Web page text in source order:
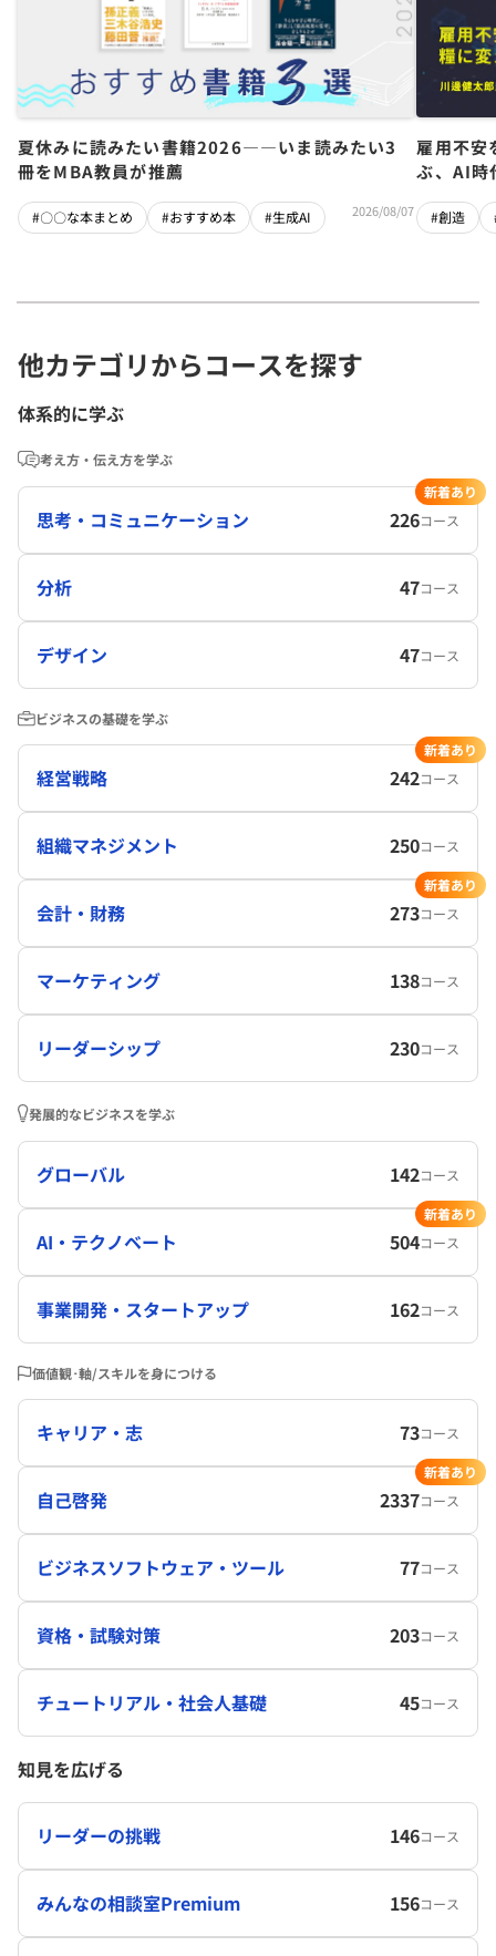
夏休みに読みたい書籍2026――いま読みたい3
冊をMBA教員が推薦
#〇〇な本まとめ #おすすめ本 #生成AI 2026/08/07
雇用不
ぶ、AI時
#創造
他カテゴリからコースを探す
体系的に学ぶ
考え方・伝え方を学ぶ
思考・コミュニケーション 226コース
新着あり
分析 47コース
デザイン 47コース
ビジネスの基礎を学ぶ
経営戦略 242コース
新着あり
組織マネジメント 250コース
会計・財務 273コース
新着あり
マーケティング 138コース
リーダーシップ 230コース
発展的なビジネスを学ぶ
グローバル 142コース
AI・テクノベート 504コース
新着あり
事業開発・スタートアップ 162コース
価値観･軸/スキルを身につける
キャリア・志 73コース
自己啓発 2337コース
新着あり
ビジネスソフトウェア・ツール 77コース
資格・試験対策 203コース
チュートリアル・社会人基礎 45コース
知見を広げる
リーダーの挑戦 146コース
みんなの相談室Premium 156コース